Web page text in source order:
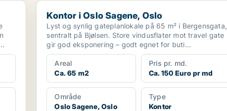
Kontor i Oslo Sagene, Oslo
Kontor i Oslo Sagene, Oslo
Lyst og synlig gateplanlokale på 65 m² i Bergensgata,
sentralt på Bjølsen. Store vindusflater mot travel gate
gir god eksponering – godt egnet for buti...
Areal
Ca. 65 m2
Pris pr. md.
Ca. 150 Euro pr md
Område
Oslo Sagene, Oslo
Type
Kontor